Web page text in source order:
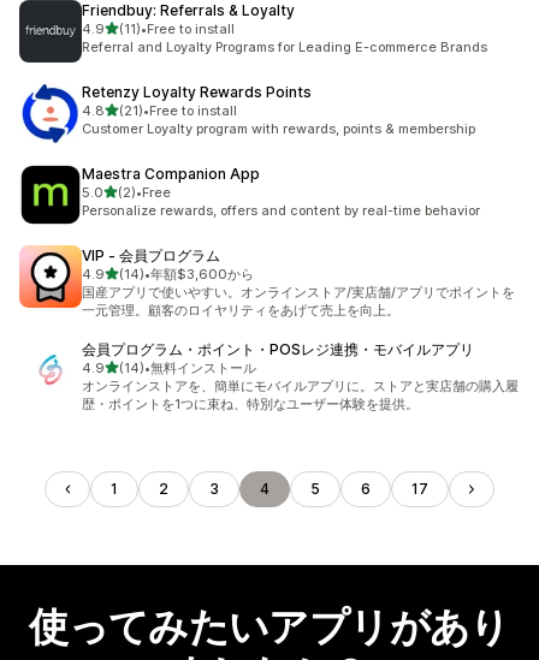
Friendbuy: Referrals & Loyalty
4.95つ星中
(11)
合計レビュー数：11件
•Free to install
Referral and Loyalty Programs for Leading E-commerce Brands
Retenzy Loyalty Rewards Points
4.85つ星中
(21)
合計レビュー数：21件
•Free to install
Customer Loyalty program with rewards, points & membership
Maestra Companion App
5.05つ星中
(2)
合計レビュー数：2件
•Free
Personalize rewards, offers and content by real-time behavior
VIP ‑ 会員プログラム
4.95つ星中
(14)
合計レビュー数：14件
•年額$3,600から
国産アプリで使いやすい。オンラインストア/実店舗/アプリでポイントを
一元管理。顧客のロイヤリティをあげて売上を向上。
会員プログラム・ポイント・POSレジ連携・モバイルアプリ
4.95つ星中
(14)
合計レビュー数：14件
•無料インストール
オンラインストアを、簡単にモバイルアプリに。ストアと実店舗の購入履
歴・ポイントを1つに束ね、特別なユーザー体験を提供。
1 2 3 4 5 6 17
使ってみたいアプリがあり